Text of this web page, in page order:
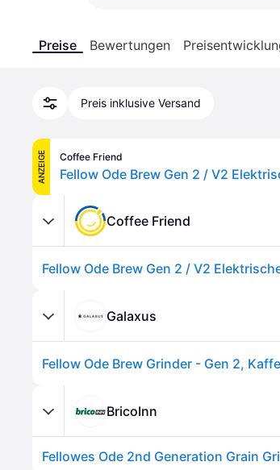
Preise Bewertungen
Preis inklusive Versand
ANZEIGE Coffee Friend
Coffee Friend
Galaxus
Fellow Ode Brew Grinder - Gen 2,
BricoInn
Fellowes Ode 2nd Generation Grain